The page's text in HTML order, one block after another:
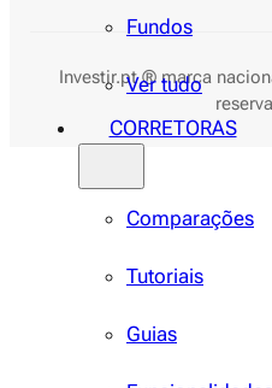
Fundos
Ver tudo
CORRETORAS
Comparações
Tutoriais
Guias
Investir.pt ® marca